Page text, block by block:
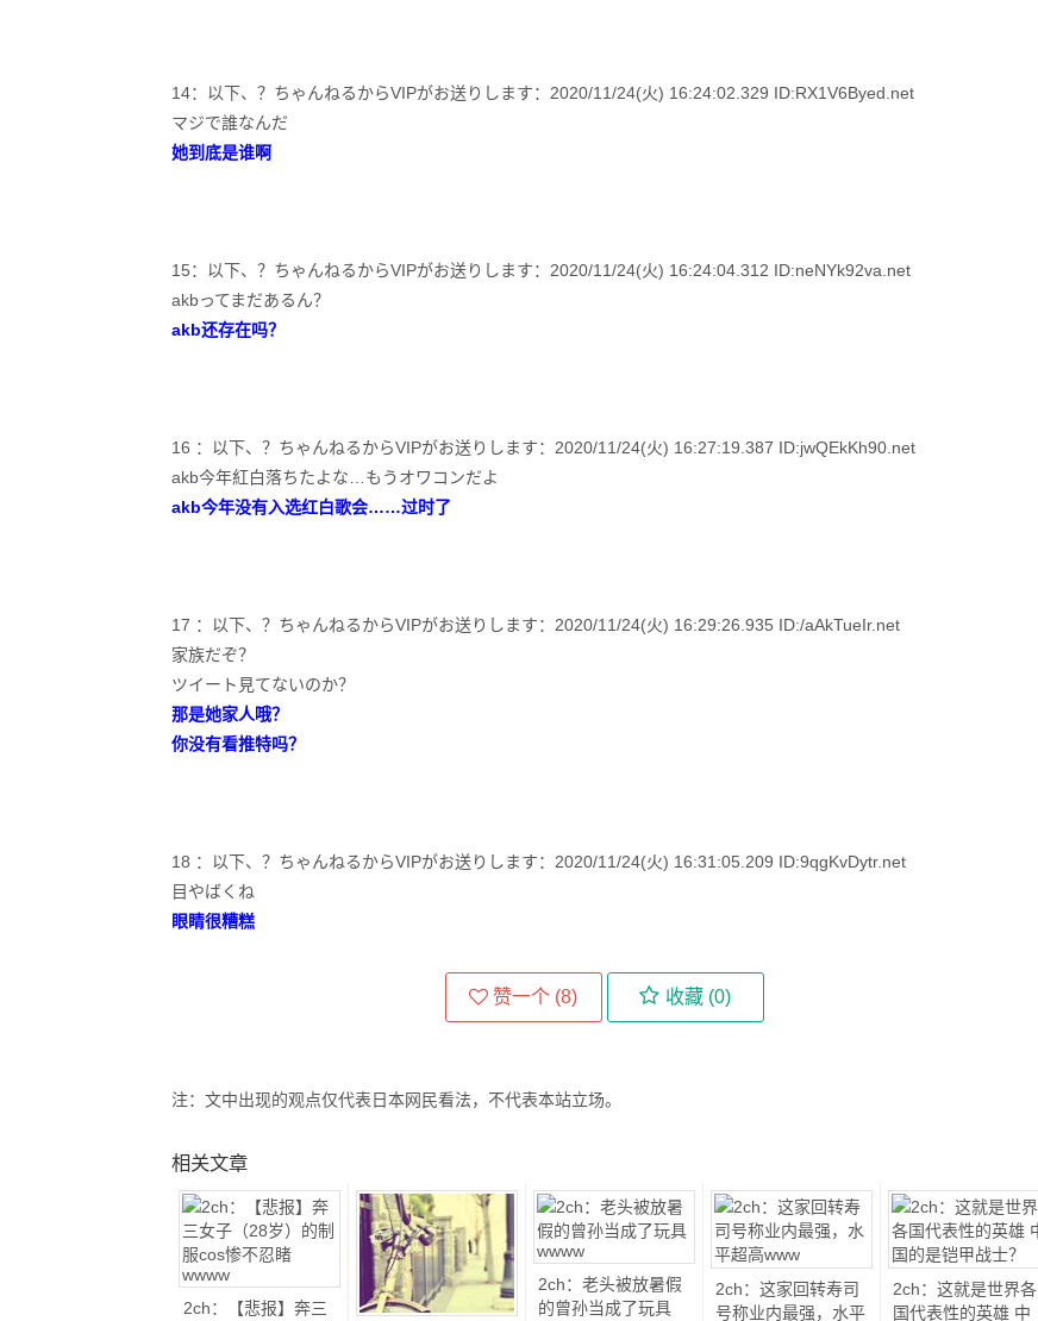
14：以下、？ちゃんねるからVIPがお送りします：2020/11/24(火) 16:24:02.329 ID:RX1V6Byed.net
マジで誰なんだ
她到底是谁啊
15：以下、？ちゃんねるからVIPがお送りします：2020/11/24(火) 16:24:04.312 ID:neNYk92va.net
akbってまだあるん？
akb还存在吗？
16 ：以下、？ちゃんねるからVIPがお送りします：2020/11/24(火) 16:27:19.387 ID:jwQEkKh90.net
akb今年紅白落ちたよな…もうオワコンだよ
akb今年没有入选红白歌会……过时了
17 ：以下、？ちゃんねるからVIPがお送りします：2020/11/24(火) 16:29:26.935 ID:/aAkTueIr.net
家族だぞ？
ツイート見てないのか？
那是她家人哦？
你没有看推特吗？
18 ：以下、？ちゃんねるからVIPがお送りします：2020/11/24(火) 16:31:05.209 ID:9qgKvDytr.net
目やばくね
眼睛很糟糕
赞一个 (8) 收藏 (0)
注：文中出现的观点仅代表日本网民看法，不代表本站立场。
相关文章
2ch：【悲报】奔三
2ch：老头被放暑假
的曾孙当成了玩具
2ch：这家回转寿司
号称业内最强，水平
2ch：这就是世界各
国代表性的英雄 中